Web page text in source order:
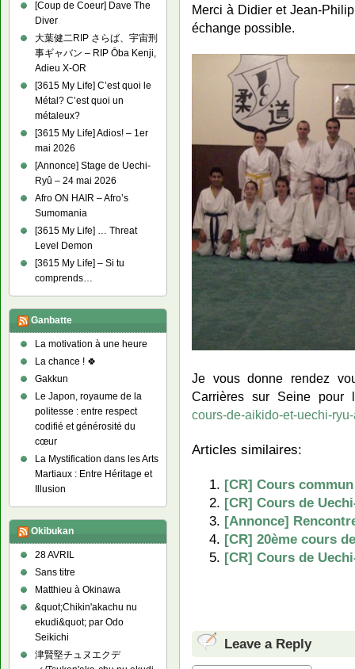
Merci à Didier et Jean-
échange possible.
Je vous donne rendez
Carrières sur Seine pour
cours-de-aikido-et-uechi-
Articles similaires:
[CR] Cours
[CR] Cours de
[Annonce]
[CR] 20ème cours
[CR] Cours de
Leave a Reply
[Coup de Coeur] Dave The
Diver
大葉健二RIP さらば、宇宙刑
事ギャバン – RIP Ōba Kenji,
Adieu X-OR
[3615 My Life] C’est quoi le
Métal? C’est quoi un
métaleux?
[3615 My Life] Adios! – 1er
mai 2026
[Annonce] Stage de Uechi-
Ryû – 24 mai 2026
Afro ON HAIR – Afro’s
Sumomania
[3615 My Life] … Threat
Level Demon
[3615 My Life] – Si tu
comprends…
Ganbatte
La motivation à une heure
La chance ! 🍀
Gakkun
Le Japon, royaume de la
politesse : entre respect
codifié et générosité du
cœur
La Mystification dans les Arts
Martiaux : Entre Héritage et
Illusion
Okibukan
28 AVRIL
Sans titre
Matthieu à Okinawa
&quot;Chikin'akachu nu
ekudi&quot; par Odo
Seikichi
津賢堅チュヌエクデ